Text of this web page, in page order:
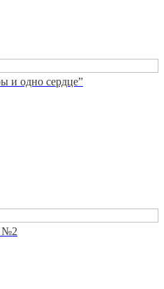
и одно сердце”
№2